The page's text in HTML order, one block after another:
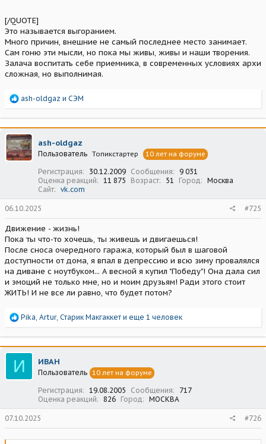
[/QUOTE]
Это называется выгоранием.
Много причин, внешние не самый последнее место занимает.
Сам гоню эти мысли, но пока мы живы, живы и наши творения.
Залача воспитать себе приемника, в современных условиях архи
сложная, но выполнимая.
Р
а
к
ц
и
и
ash-oldgaz и СЭМ
ash-oldgaz
Пользователь Топикстартер 10 лет на форуме
Регистрация 30.12.2009 Сообщения
9 031
Оценка реакций
11 875 Возраст 51 Город
Москва
Сайт
vk.com
06.10.2025 #725
Движение - жизнь!
Пока ты что-то хочешь, ты живешь и двигаешься!
После сноса очередного гаража, который был в шаговой
доступности от дома, я впал в депрессию и всю зиму провалялся
на диване с ноутбуком... А весной я купил "Победу"! Она дала сил
и эмоций не только мне, но и моим друзьям! Ради этого стоит
ЖИТЬ! И не все ли равно, что будет потом?
Р
а
к
ц
и
и
Pika, Artur, Старик Макгаккет и еще 1 человек
И ИВАН
Пользователь 10 лет на форуме
Регистрация 19.08.2005 Сообщения
717
Оценка реакций
826 Город МОСКВА
07.10.2025 #726